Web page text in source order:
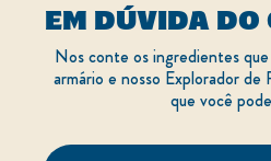
EM DÚVIDA DO
Nos conte os ingredientes
armário e nosso Explorador
que você